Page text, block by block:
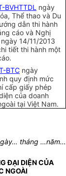
BVHTTDL ngày
Thể thao và Du
dẫn thi hành
cáo và Nghị
ngày 14/11/2013
tiết thi hành một
BTC ngày
quy định mức
cấp giấy phép
của doanh
tại Việt Nam.
tháng …năm…
ĐẠI DIỆN CỦA
NGOÀI